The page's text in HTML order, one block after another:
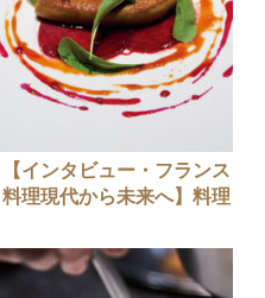
【インタビュー・フランス
料理現代から未来へ】料理
タビュー